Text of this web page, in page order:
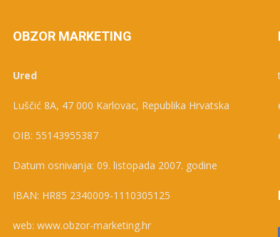
OBZOR MARKETING
Ured
Luščić 8A, 47 000 Karlovac, Republika Hrvatska
OIB: 55143955387
Datum osnivanja: 09. listopada 2007. godine
IBAN: HR85 2340009-1110305125
web: www.obzor-marketing.hr